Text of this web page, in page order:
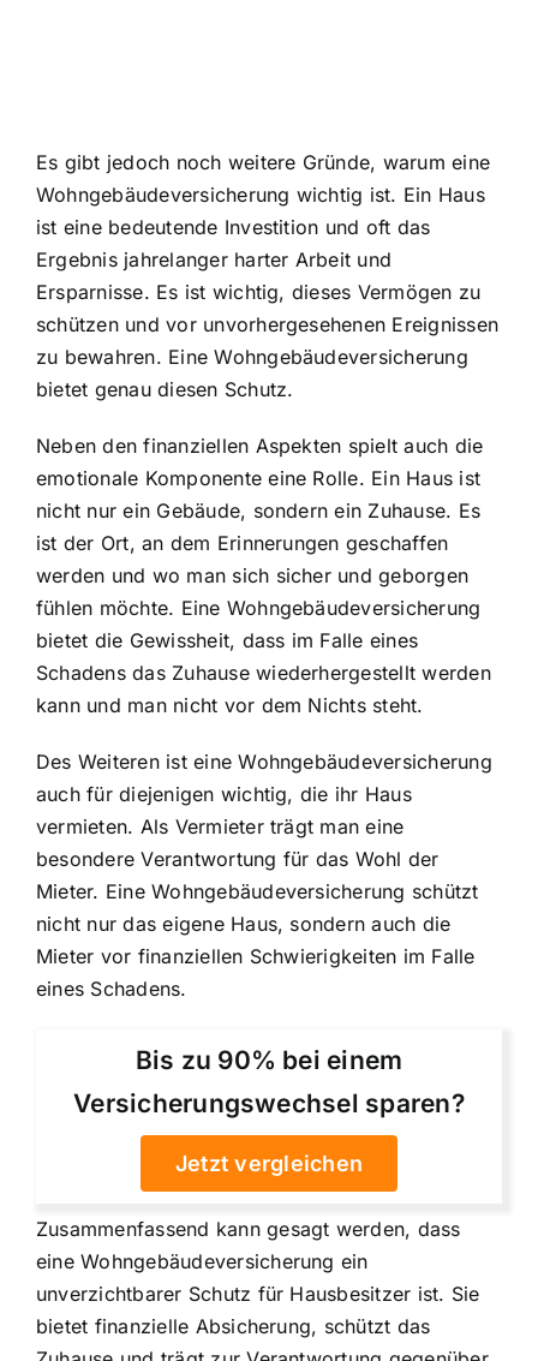
Es gibt jedoch noch weitere Gründe, warum eine
Wohngebäudeversicherung wichtig ist. Ein Haus
ist eine bedeutende Investition und oft das
Ergebnis jahrelanger harter Arbeit und
Ersparnisse. Es ist wichtig, dieses Vermögen zu
schützen und vor unvorhergesehenen Ereignissen
zu bewahren. Eine Wohngebäudeversicherung
bietet genau diesen Schutz.
Neben den finanziellen Aspekten spielt auch die
emotionale Komponente eine Rolle. Ein Haus ist
nicht nur ein Gebäude, sondern ein Zuhause. Es
ist der Ort, an dem Erinnerungen geschaffen
werden und wo man sich sicher und geborgen
fühlen möchte. Eine Wohngebäudeversicherung
bietet die Gewissheit, dass im Falle eines
Schadens das Zuhause wiederhergestellt werden
kann und man nicht vor dem Nichts steht.
Des Weiteren ist eine Wohngebäudeversicherung
auch für diejenigen wichtig, die ihr Haus
vermieten. Als Vermieter trägt man eine
besondere Verantwortung für das Wohl der
Mieter. Eine Wohngebäudeversicherung schützt
nicht nur das eigene Haus, sondern auch die
Mieter vor finanziellen Schwierigkeiten im Falle
eines Schadens.
Bis zu 90% bei einem
Versicherungswechsel sparen?
Jetzt vergleichen
Zusammenfassend kann gesagt werden, dass
eine Wohngebäudeversicherung ein
unverzichtbarer Schutz für Hausbesitzer ist. Sie
bietet finanzielle Absicherung, schützt das